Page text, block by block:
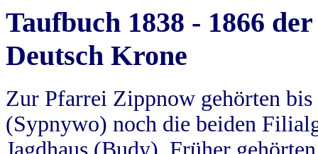
Taufbuch 1838 - 1866
Deutsch Krone
Zur Pfarrei Zippnow gehörten
(Sypnywo) noch die beiden